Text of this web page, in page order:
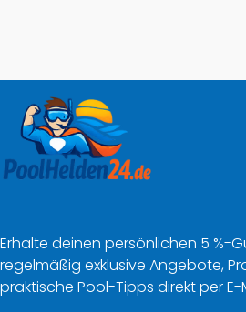
Erhalte deinen persönlichen 5 %-
regelmäßig exklusive Angebote,
praktische Pool-Tipps direkt per E-